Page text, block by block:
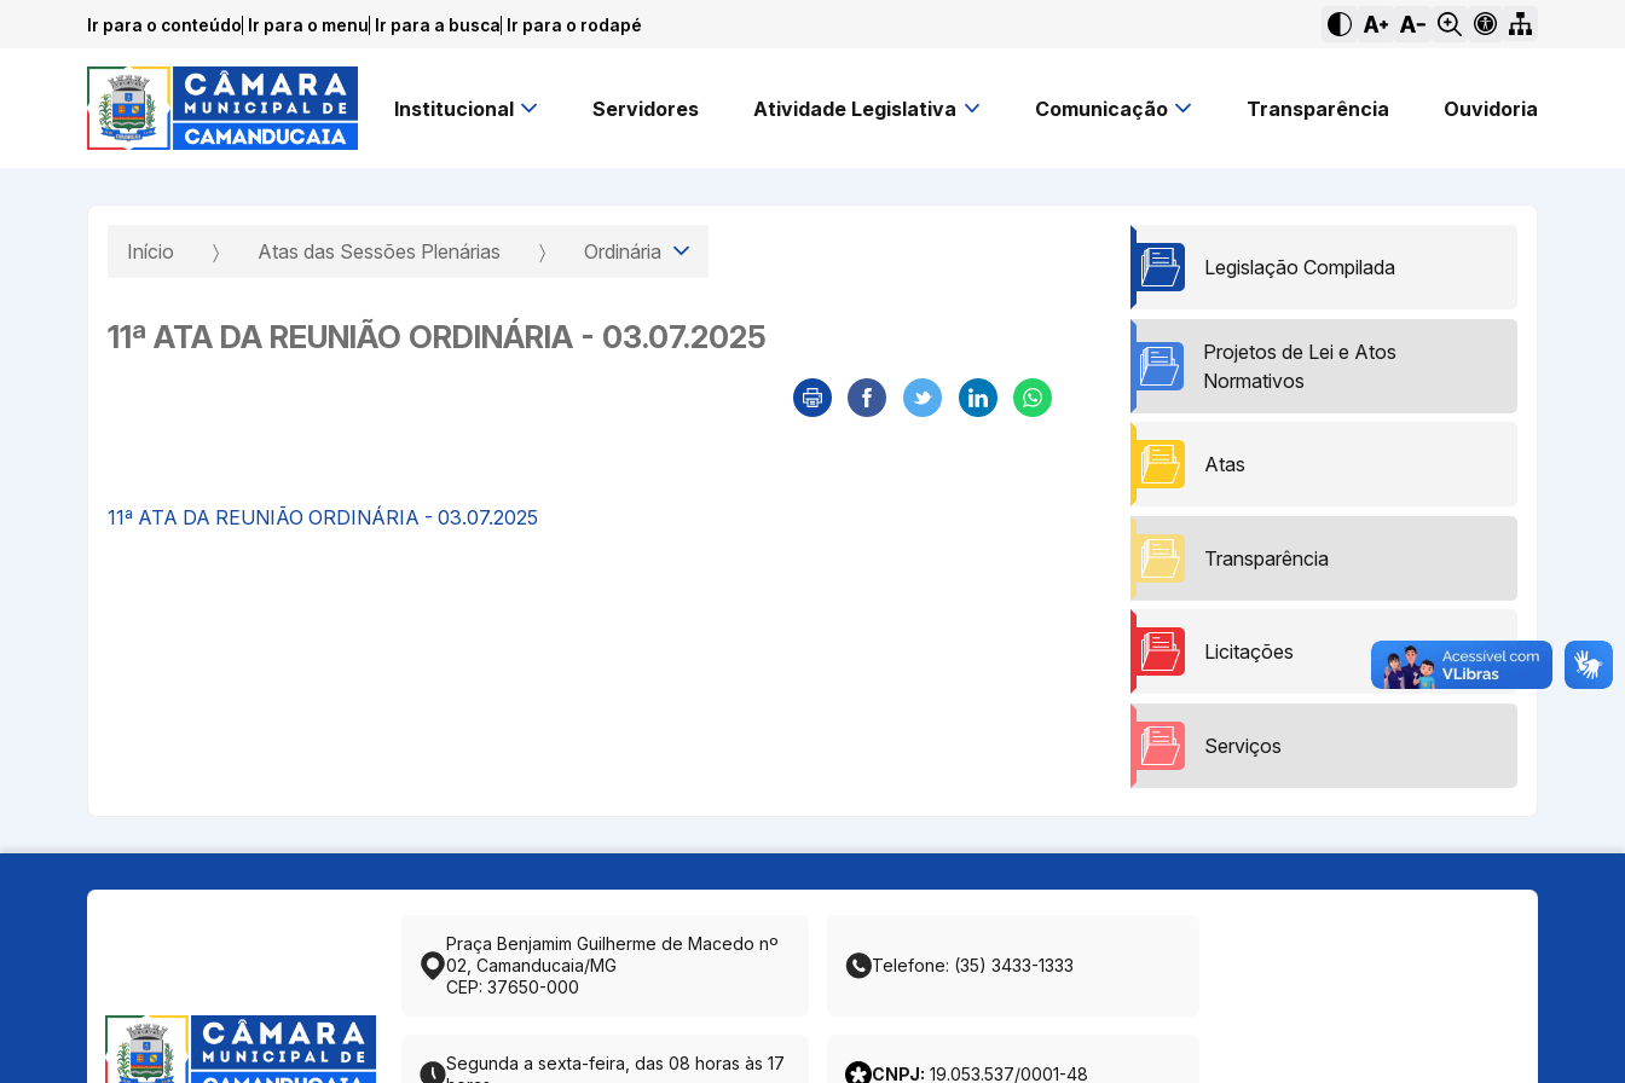
Ir para o conteúdo Ir para o menu Ir para a busca Ir para o rodapé
Institucional Servidores Atividade Legislativa Comunicação Transparência Ouvidoria
Início Atas das Sessões Plenárias Ordinária
11ª ATA DA REUNIÃO ORDINÁRIA - 03.07.2025
11ª ATA DA REUNIÃO ORDINÁRIA - 03.07.2025
Legislação Compilada
Projetos de Lei e Atos
Normativos
Atas
Transparência
Licitações
Serviços
Praça Benjamim Guilherme de Macedo nº
02, Camanducaia/MG
CEP: 37650-000
Telefone: (35) 3433-1333
Segunda a sexta-feira, das 08 horas às 17
CNPJ: 19.053.537/0001-48